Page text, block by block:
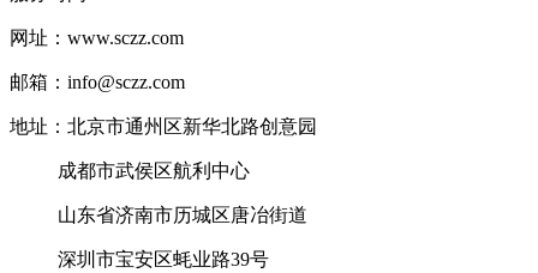
网址：www.sczz.com
邮箱：info@sczz.com
地址：北京市通州区新华北路创意园
成都市武侯区航利中心
山东省济南市历城区唐冶街道
深圳市宝安区蚝业路39号